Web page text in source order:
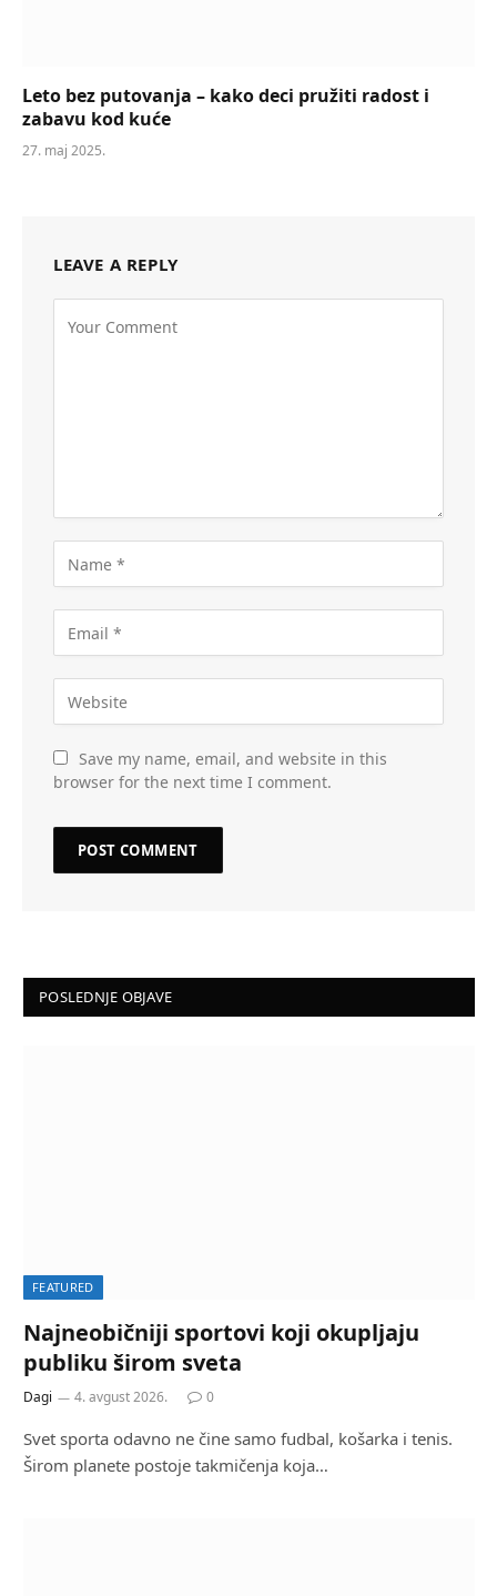
Leto bez putovanja – kako deci pružiti radost i
zabavu kod kuće
27. maj 2025.
LEAVE A REPLY
Save my name, email, and website in this
browser for the next time I comment.
POSLEDNJE OBJAVE
FEATURED
Najneobičniji sportovi koji okupljaju
publiku širom sveta
Dagi 4. avgust 2026. 0
Svet sporta odavno ne čine samo fudbal, košarka i tenis.
Širom planete postoje takmičenja koja…